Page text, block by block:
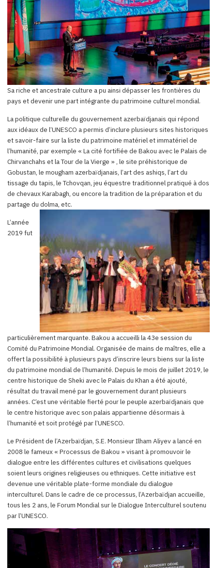
Sa riche et ancestrale culture a pu ainsi dépasser les frontières du
pays et devenir une part intégrante du patrimoine culturel mondial.
La politique culturelle du gouvernement azerbaïdjanais qui répond
aux idéaux de l’UNESCO a permis d’inclure plusieurs sites historiques
et savoir-faire sur la liste du patrimoine matériel et immatériel de
l’humanité, par exemple « La cité fortifiée de Bakou avec le Palais de
Chirvanchahs et la Tour de la Vierge » , le site préhistorique de
Gobustan, le mougham azerbaïdjanais, l’art des ashiqs, l’art du
tissage du tapis, le Tchovqan, jeu équestre traditionnel pratiqué à dos
de chevaux Karabagh, ou encore la tradition de la préparation et du
partage du dolma, etc.
L’année
2019 fut
particulièrement marquante. Bakou a accueilli la 43e session du
Comité du Patrimoine Mondial. Organisée de mains de maîtres, elle a
offert la possibilité à plusieurs pays d’inscrire leurs biens sur la liste
du patrimoine mondial de l’humanité. Depuis le mois de juillet 2019, le
centre historique de Sheki avec le Palais du Khan a été ajouté,
résultat du travail mené par le gouvernement durant plusieurs
années. C’est une véritable fierté pour le peuple azerbaïdjanais que
le centre historique avec son palais appartienne désormais à
l’humanité et soit protégé par l’UNESCO.
Le Président de l’Azerbaïdjan, S.E. Monsieur Ilham Aliyev a lancé en
2008 le fameux « Processus de Bakou » visant à promouvoir le
dialogue entre les différentes cultures et civilisations quelques
soient leurs origines religieuses ou ethniques. Cette initiative est
devenue une véritable plate-forme mondiale du dialogue
interculturel. Dans le cadre de ce processus, l’Azerbaïdjan accueille,
tous les 2 ans, le Forum Mondial sur le Dialogue Interculturel soutenu
par l’UNESCO.